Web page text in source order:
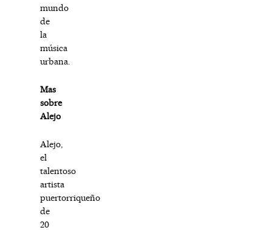
mundo
de
la
música
urbana.
Mas
sobre
Alejo
Alejo,
el
talentoso
artista
puertorriqueño
de
20